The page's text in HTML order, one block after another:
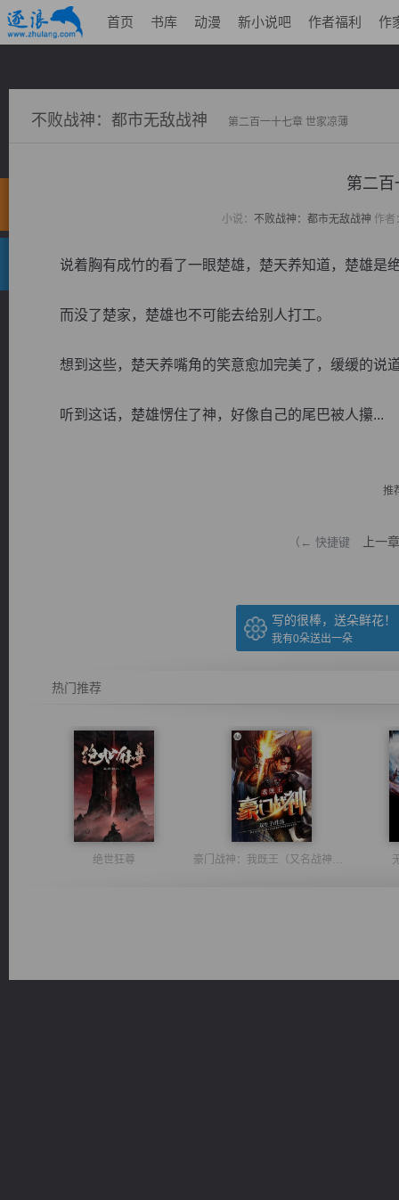
首页 书库 动漫 新小说吧 作者福利 作
不败战神：都市无敌战神 第二百一十七章 世家凉薄
第二百
小说： 不败战神：都市无敌战神 作者
说着胸有成竹的看了一眼楚雄，楚天养知道，楚雄是
而没了楚家，楚雄也不可能去给别人打工。
想到这些，楚天养嘴角的笑意愈加完美了，缓缓的说道
听到这话，楚雄愣住了神，好像自己的尾巴被人攥...
推
（← 快捷键 上一章
写的很棒，送朵鲜花！
我有0朵送出一朵
热门推荐
绝世狂尊 豪门战神：我既王（又名战神归来不败神婿修罗战神）